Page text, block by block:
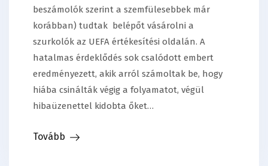
beszámolók szerint a szemfülesebbek már
korábban) tudtak belépőt vásárolni a
szurkolók az UEFA értékesítési oldalán. A
hatalmas érdeklődés sok csalódott embert
eredményezett, akik arról számoltak be, hogy
hiába csinálták végig a folyamatot, végül
hibaüzenettel kidobta őket…
Tovább